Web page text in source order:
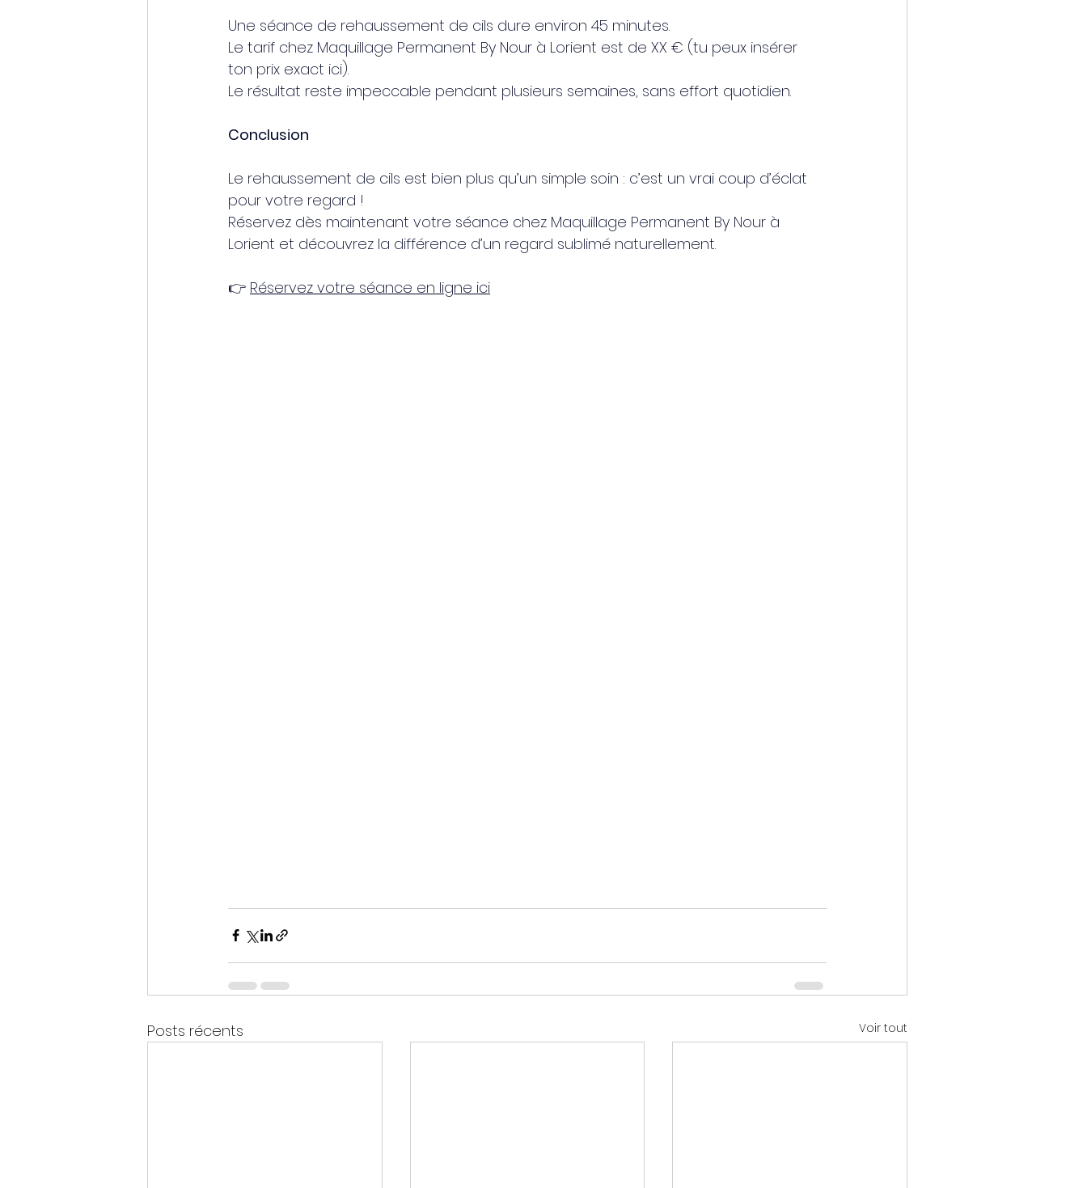
Une séance de rehaussement de cils dure environ 45 minutes.
Le tarif chez Maquillage Permanent By Nour à Lorient est de XX € (tu peux insérer
ton prix exact ici).
Le résultat reste impeccable pendant plusieurs semaines, sans effort quotidien.
Conclusion
Le rehaussement de cils est bien plus qu’un simple soin : c’est un vrai coup d’éclat
pour votre regard !
Réservez dès maintenant votre séance chez Maquillage Permanent By Nour à
Lorient et découvrez la différence d’un regard sublimé naturellement.
👉 Réservez votre séance en ligne ici
Posts récents Voir tout